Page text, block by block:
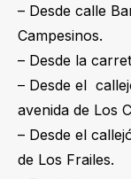
– Desde calle
Campesinos.
– Desde la
– Desde el
avenida de Los
– Desde el
de Los Frailes.